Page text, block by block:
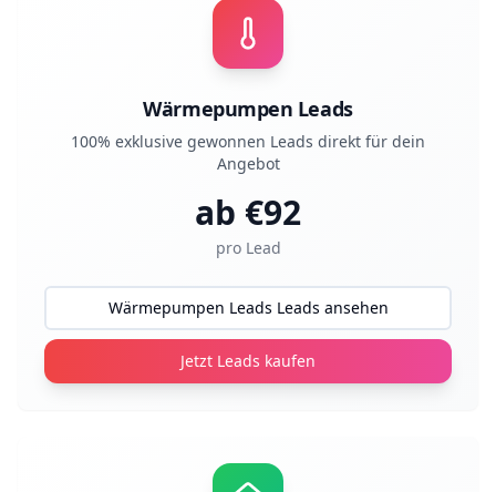
Wärmepumpen Leads
100% exklusive gewonnen Leads direkt für dein
Angebot
ab €92
pro Lead
Wärmepumpen Leads Leads ansehen
Jetzt Leads kaufen